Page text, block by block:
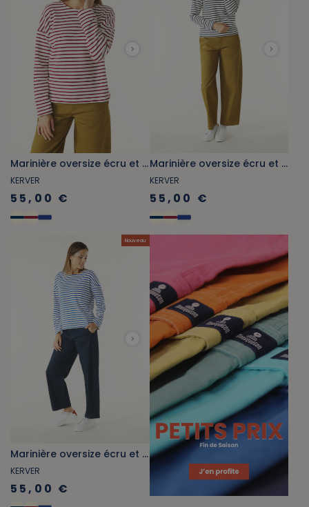
Marinière oversize écru et rouge brique
KERVER
55,00 €
Marinière oversize écru et bleu marine
KERVER
55,00 €
Nouveau
Marinière oversize écru et bleu cobalt
KERVER
55,00 €